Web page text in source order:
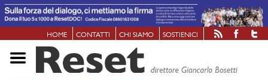
HOME CONTATTI CHI SIAMO SOSTIENICI